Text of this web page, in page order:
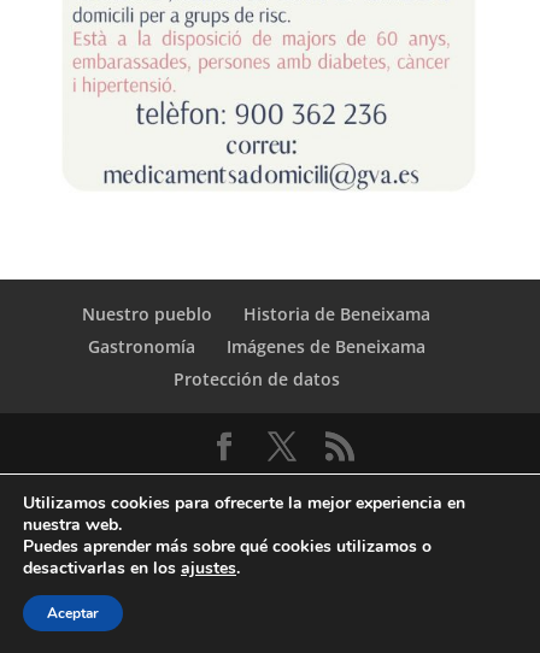
Nuestro pueblo
Historia de Beneixama
Gastronomía
Imágenes de Beneixama
Protección de datos
© Copyright Servicio de Informática y
Telecomunicaciones. Diputacion Provincial Alicante
Utilizamos cookies para ofrecerte la mejor experiencia en
nuestra web.
Puedes aprender más sobre qué cookies utilizamos o
desactivarlas en los ajustes.
Aceptar